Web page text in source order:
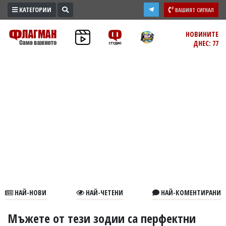
ПРОМО
ЗОНА
В
КАТЕГОРИИ ВАШИЯТ СИГНАЛ
НОВИНИТЕ
ДНЕС: 77
НАЙ-НОВИ НАЙ-ЧЕТЕНИ НАЙ-КОМЕНТИРАНИ
Мъжете от тези зодии са перфектни